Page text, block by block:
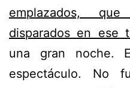
emplazados,
disparados en ese
una gran noche.
espectáculo. No